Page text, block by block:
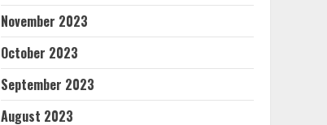
November 2023
October 2023
September 2023
August 2023